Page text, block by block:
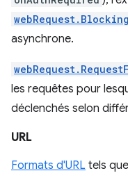
asynchrone.
les requêtes pour
déclenchés selon
URL
Formats d'URL tels que